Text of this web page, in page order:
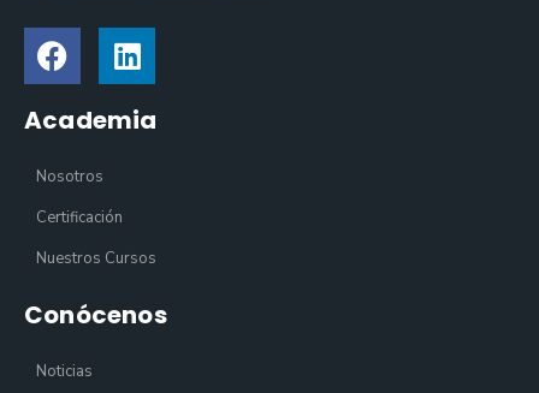
Academia
Nosotros
Certificación
Nuestros Cursos
Conócenos
Noticias